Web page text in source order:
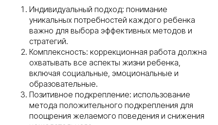
Индивидуальный подход: понимание
уникальных потребностей каждого ребенка
важно для выбора эффективных методов и
стратегий.
Комплексность: коррекционная работа должна
охватывать все аспекты жизни ребенка,
включая социальные, эмоциональные и
образовательные.
Позитивное подкрепление: использование
метода положительного подкрепления для
поощрения желаемого поведения и снижения